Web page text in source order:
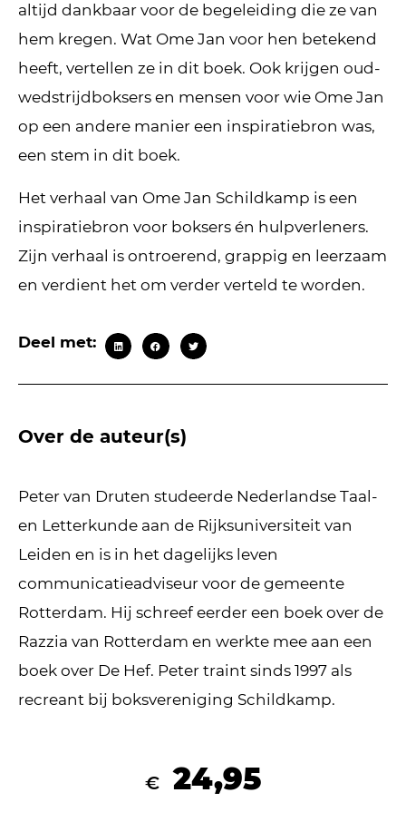
altijd dankbaar voor de begeleiding die ze van
hem kregen. Wat Ome Jan voor hen betekend
heeft, vertellen ze in dit boek. Ook krijgen oud-
wedstrijdboksers en mensen voor wie Ome Jan
op een andere manier een inspiratiebron was,
een stem in dit boek.
Het verhaal van Ome Jan Schildkamp is een
inspiratiebron voor boksers én hulpverleners.
Zijn verhaal is ontroerend, grappig en leerzaam
en verdient het om verder verteld te worden.
Deel met:
Over de auteur(s)
Peter van Druten studeerde Nederlandse Taal-
en Letterkunde aan de Rijksuniversiteit van
Leiden en is in het dagelijks leven
communicatieadviseur voor de gemeente
Rotterdam. Hij schreef eerder een boek over de
Razzia van Rotterdam en werkte mee aan een
boek over De Hef. Peter traint sinds 1997 als
recreant bij boksvereniging Schildkamp.
€ 24,95